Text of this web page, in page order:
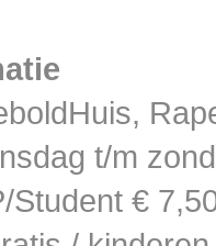
t/m
Student €